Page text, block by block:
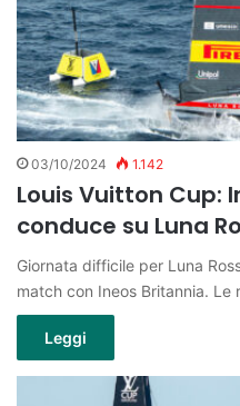
03/10/2024 1.142
Louis Vuitton Cup:
conduce su Luna
Giornata difficile per Luna
match con Ineos Britannia.
Leggi